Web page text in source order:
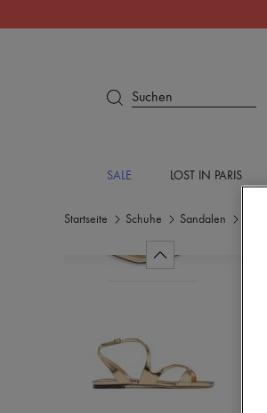
Suchen
SALE LOST IN PARIS
Startseite Schuhe Sandalen